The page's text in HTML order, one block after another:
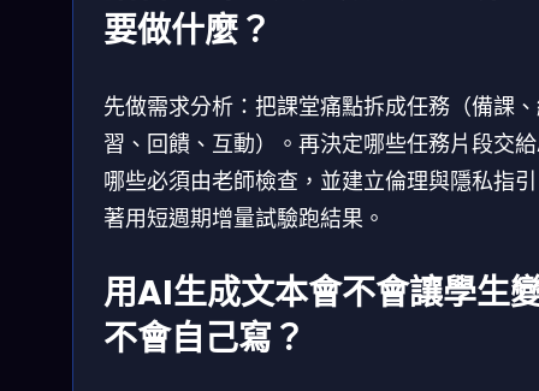
要做什麼？
先做需求分析：把課堂痛點拆成任務（備課
習、回饋、互動）。再決定哪些任務片段交
哪些必須由老師檢查，並建立倫理與隱私指
著用短週期增量試驗跑結果。
用AI生成文本會不會讓學生
不會自己寫？